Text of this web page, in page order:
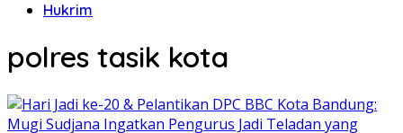
Hukrim
polres tasik kota